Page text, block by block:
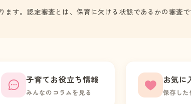
す。認定審査とは、保育に欠ける状態であるかの審査で
子育てお役立ち情報
みんなのコラムを見る
お気に
保存した